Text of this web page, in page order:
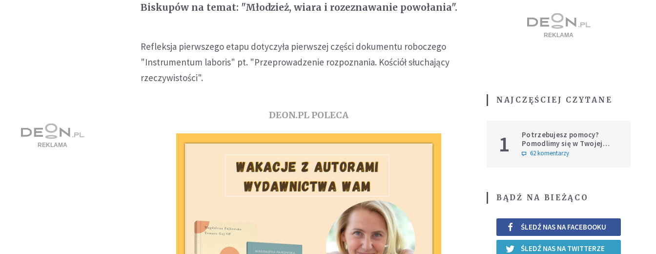
Biskupów na temat: "Młodzież, wiara i rozeznawanie powołania".
Refleksja pierwszego etapu dotyczyła pierwszej części dokumentu roboczego
"Instrumentum laboris" pt. "Przeprowadzenie rozpoznania. Kościół słuchający
rzeczywistości".
DEON.PL POLECA
NAJCZĘŚCIEJ CZYTANE
1
Potrzebujesz pomocy?
Pomodlimy się w Twojej
intencji
62 komentarzy
BĄDŹ NA BIEŻĄCO
ŚLEDŹ NAS NA FACEBOOKU
ŚLEDŹ NAS NA TWITTERZE